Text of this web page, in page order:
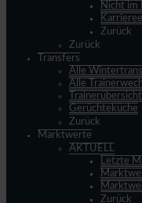
Nicht im
Zurück
Zurück
Transfers
Alle
Alle
Trainerübersicht
Gerüchteküche
Zurück
Marktwerte
AKTUELL
Letzte
Zurück